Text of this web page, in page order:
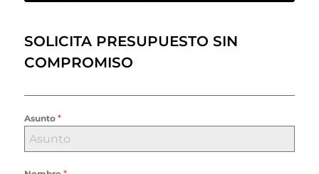
SOLICITA PRESUPUESTO SIN
COMPROMISO
Asunto *